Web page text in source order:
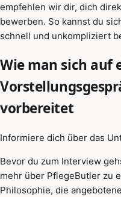
empfehlen wir dir, dich
bewerben. So kannst du
schnell und unkompliziert
Wie man sich auf
vorbereitet
Informiere dich über das
Bevor du zum Interview
mehr über PflegeButler zu
Philosophie, die